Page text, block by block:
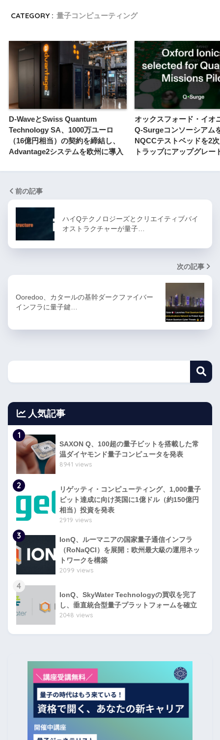
CATEGORY : 量子コンピューティング
D-WaveとSwiss Quantum
Technology SA、1000万ユーロ
（16億円相当）の契約を締結し、
Advantage2システムを欧州に導入
オックスフォード・イオ
Q-Surgeコンソーシアム
NQCCテストベッドを2
トラップにアップグレー
前の記事
ハイQテクノロジーズとクリエイティブバイ
オストラクチャーが量子…
次の記事
Ooredoo、カタールの基幹ダークファイバー
インフラに量子鍵…
人気記事
1
SAXON Q、100超の量子ビットを搭載した常
温ダイヤモンド量子コンピュータを発表
8941 views
2
リゲッティ・コンピューティング、1,000量子
ビット達成に向け英国に1億ドル（約150億円
相当）投資を発表
2919 views
3
IonQ、ルーマニアの国家量子通信インフラ
（RoNaQCI）を展開：欧州最大級の運用ネッ
トワークを構築
2099 views
4
IonQ、SkyWater Technologyの買収を完了
し、垂直統合型量子プラットフォームを確立
2048 views